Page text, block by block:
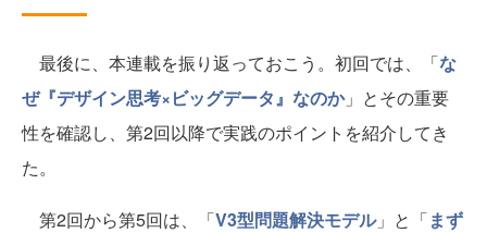
最後に、本連載を振り返っておこう。初回では、「な
ぜ『デザイン思考×ビッグデータ』なのか」とその重要
性を確認し、第2回以降で実践のポイントを紹介してき
た。
第2回から第5回は、「V3型問題解決モデル」と「まず